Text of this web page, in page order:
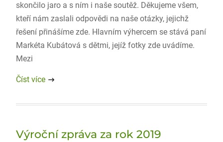
skončilo jaro a s ním i naše soutěž. Děkujeme všem,
kteří nám zaslali odpovědi na naše otázky, jejichž
řešení přinášíme zde. Hlavním výhercem se stává paní
Markéta Kubátová s dětmi, jejíž fotky zde uvádíme.
Mezi
Číst více
Výroční zpráva za rok 2019